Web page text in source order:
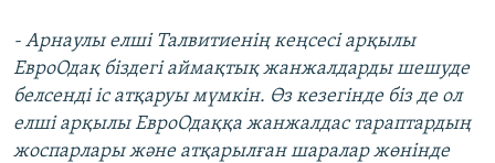
- Арнаулы елші Талвитиенің кеңсесі арқылы
ЕвроОдақ біздегі аймақтық жанжалдарды шешуде
белсенді іс атқаруы мүмкін. Өз кезегінде біз де ол
елші арқылы ЕвроОдаққа жанжалдас тараптардың
жоспарлары және атқарылған шаралар жөнінде